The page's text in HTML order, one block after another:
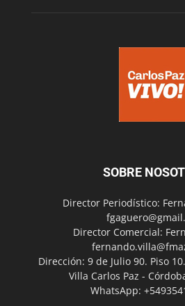
SOBRE
Director Periodístico:
Director Comercial:
Dirección: 9 de Julio 90. Piso
Villa Carlos Paz -
WhatsApp: